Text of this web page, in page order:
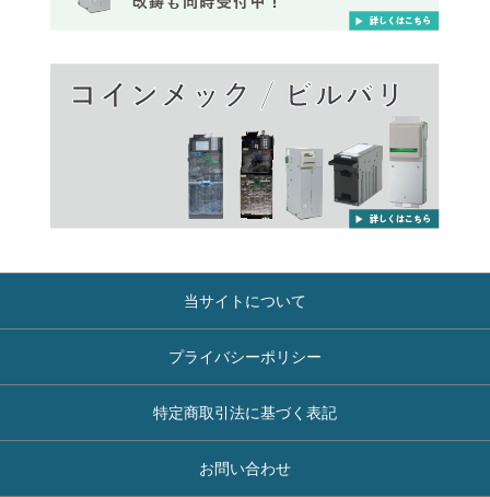
当サイトについて
プライバシーポリシー
特定商取引法に基づく表記
お問い合わせ